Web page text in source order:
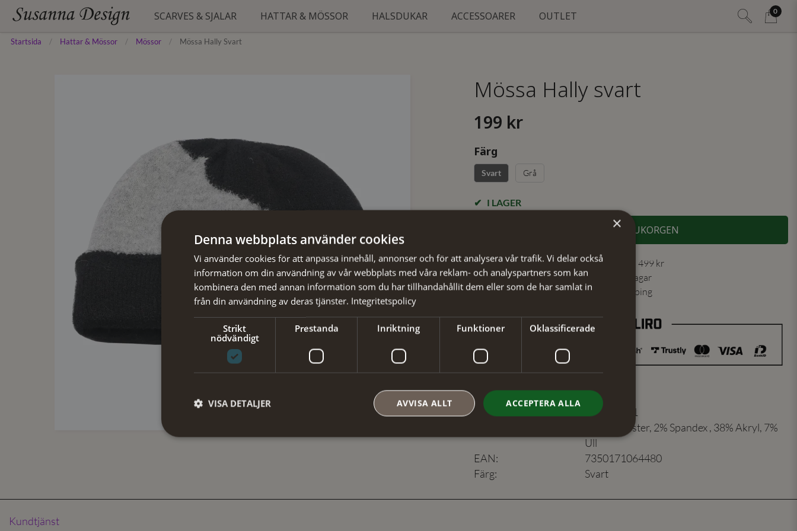
0
SCARVES & SJALAR HATTAR & MÖSSOR HALSDUKAR ACCESSOARER OUTLET
Startsida Hattar & Mössor Mössor Mössa Hally Svart
Mössa Hally svart
199 kr
Färg
Svart Grå
I LAGER
LÄGG I VARUKORGEN
✓ Öppet köp i 30 dagar ✓ Fri frakt från 499 kr
✓ Din beställning skickas inom 1-2 vardagar
✓ Snabb leverans från vårt lager i Jönköping
Detaljer
Artikelnummer
401229921
53% Polyester, 2% Spandex , 38% Akryl, 7%
Ull
EAN:
7350171064480
Färg: Svart
Kundtjänst
×
Denna webbplats använder cookies
Vi använder cookies för att anpassa innehåll, annonser och för att analysera vår trafik. Vi delar också
information om din användning av vår webbplats med våra reklam- och analyspartners som kan
kombinera den med annan information som du har tillhandahållit dem eller som de har samlat in
från din användning av deras tjänster. Integritetspolicy
Strikt
nödvändigt
Prestanda Inriktning Funktioner Oklassificerade
ACCEPTERA ALLA
AVVISA ALLT
VISA DETALJER